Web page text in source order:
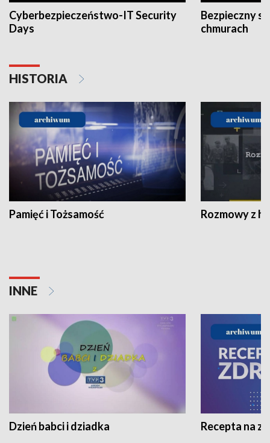
Cyberbezpieczeństwo-IT Security
Days
Bezpieczny
chmurach
HISTORIA
Pamięć i Tożsamość Rozmowy z
INNE
Dzień babci i dziadka Recepta na